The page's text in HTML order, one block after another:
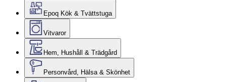
Epoq Kök & Tvättstuga
Vitvaror
Hem, Hushåll & Trädgård
Personvård, Hälsa & Skönhet